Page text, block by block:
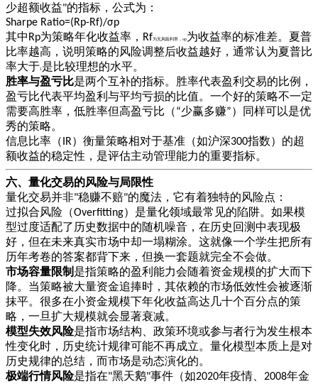
少超额收益"的指标，公式为：
Sharpe Ratio=(Rp-Rf)/σp
其中 Rp为策略年化收益率， Rf为无风险利率， σp为收益率的标准差。夏普
比率越高，说明策略的风险调整后收益越好，通常认为夏普比
率大于1 是比较理想的水平。
胜率与盈亏比是两个互补的指标。胜率代表盈利交易的比例，
盈亏比代表平均盈利与平均亏损的比值。一个好的策略不一定
需要高胜率，低胜率但高盈亏比（“少赢多赚”）同样可以是优
秀的策略。
信息比率（ IR）衡量策略相对于基准（如沪深300指数）的超
额收益的稳定性，是评估主动管理能力的重要指标。
六、量化交易的风险与局限性
量化交易并非"稳赚不赔"的魔法，它有着独特的风险点：
过拟合风险（Overfitting）是量化领域最常见的陷阱。如果模
型过度适配了历史数据中的随机噪音，在历史回测中表现极
好，但在未来真实市场中却一塌糊涂。这就像一个学生把所有
历年考卷的答案都背下来，但换一套题就完全不会做。
市场容量限制 是指策略的盈利能力会随着资金规模的扩大而下
降。当策略被大量资金追捧时，其依赖的市场低效性会被逐渐
抹平。很多在小资金规模下年化收益高达几十个百分点的策
略，一旦扩大规模就会显著衰减。
模型失效风险是指市场结构、政策环境或参与者行为发生根本
性变化时，历史统计规律可能不再成立。量化模型本质上是对
历史规律的总结，而市场是动态演化的。
极端行情风险是指在"黑天鹅"事件（如2020年疫情、 2008年金